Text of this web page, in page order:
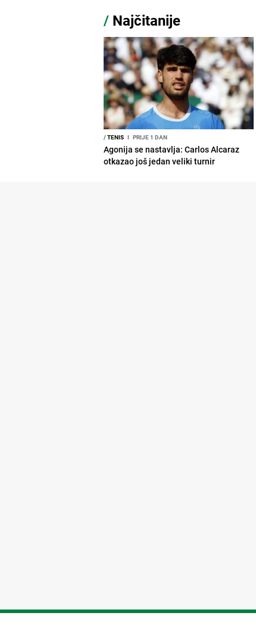
/ Najčitanije
/TENIS I PRIJE 1 DAN
Agonija se nastavlja: Carlos Alcaraz
otkazao još jedan veliki turnir